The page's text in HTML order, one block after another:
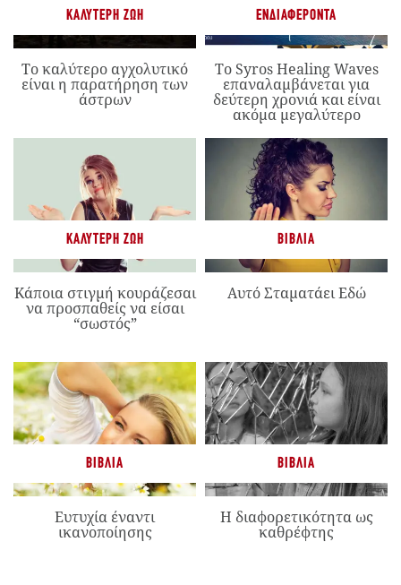
ΚΑΛΎΤΕΡΗ ΖΩΉ
Το καλύτερο αγχολυτικό
είναι η παρατήρηση των
άστρων
ΕΝΔΙΑΦΈΡΟΝΤΑ
Το Syros Healing Waves
επαναλαμβάνεται για
δεύτερη χρονιά και είναι
ακόμα μεγαλύτερο
ΚΑΛΎΤΕΡΗ ΖΩΉ
Κάποια στιγμή κουράζεσαι
να προσπαθείς να είσαι
“σωστός”
ΒΙΒΛΊΑ
Αυτό Σταματάει Εδώ
ΒΙΒΛΊΑ
Ευτυχία έναντι
ικανοποίησης
ΒΙΒΛΊΑ
Η διαφορετικότητα ως
καθρέφτης